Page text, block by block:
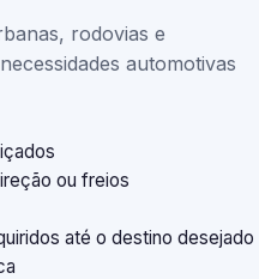
rodovias e
automotivas
ou freios
até o destino desejado